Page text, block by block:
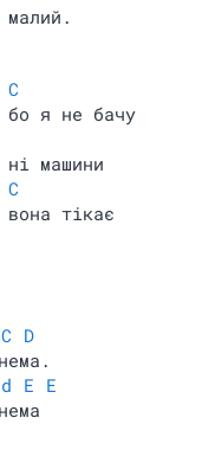
C
я не бачу
машини
C
тiкає
C D
d E E